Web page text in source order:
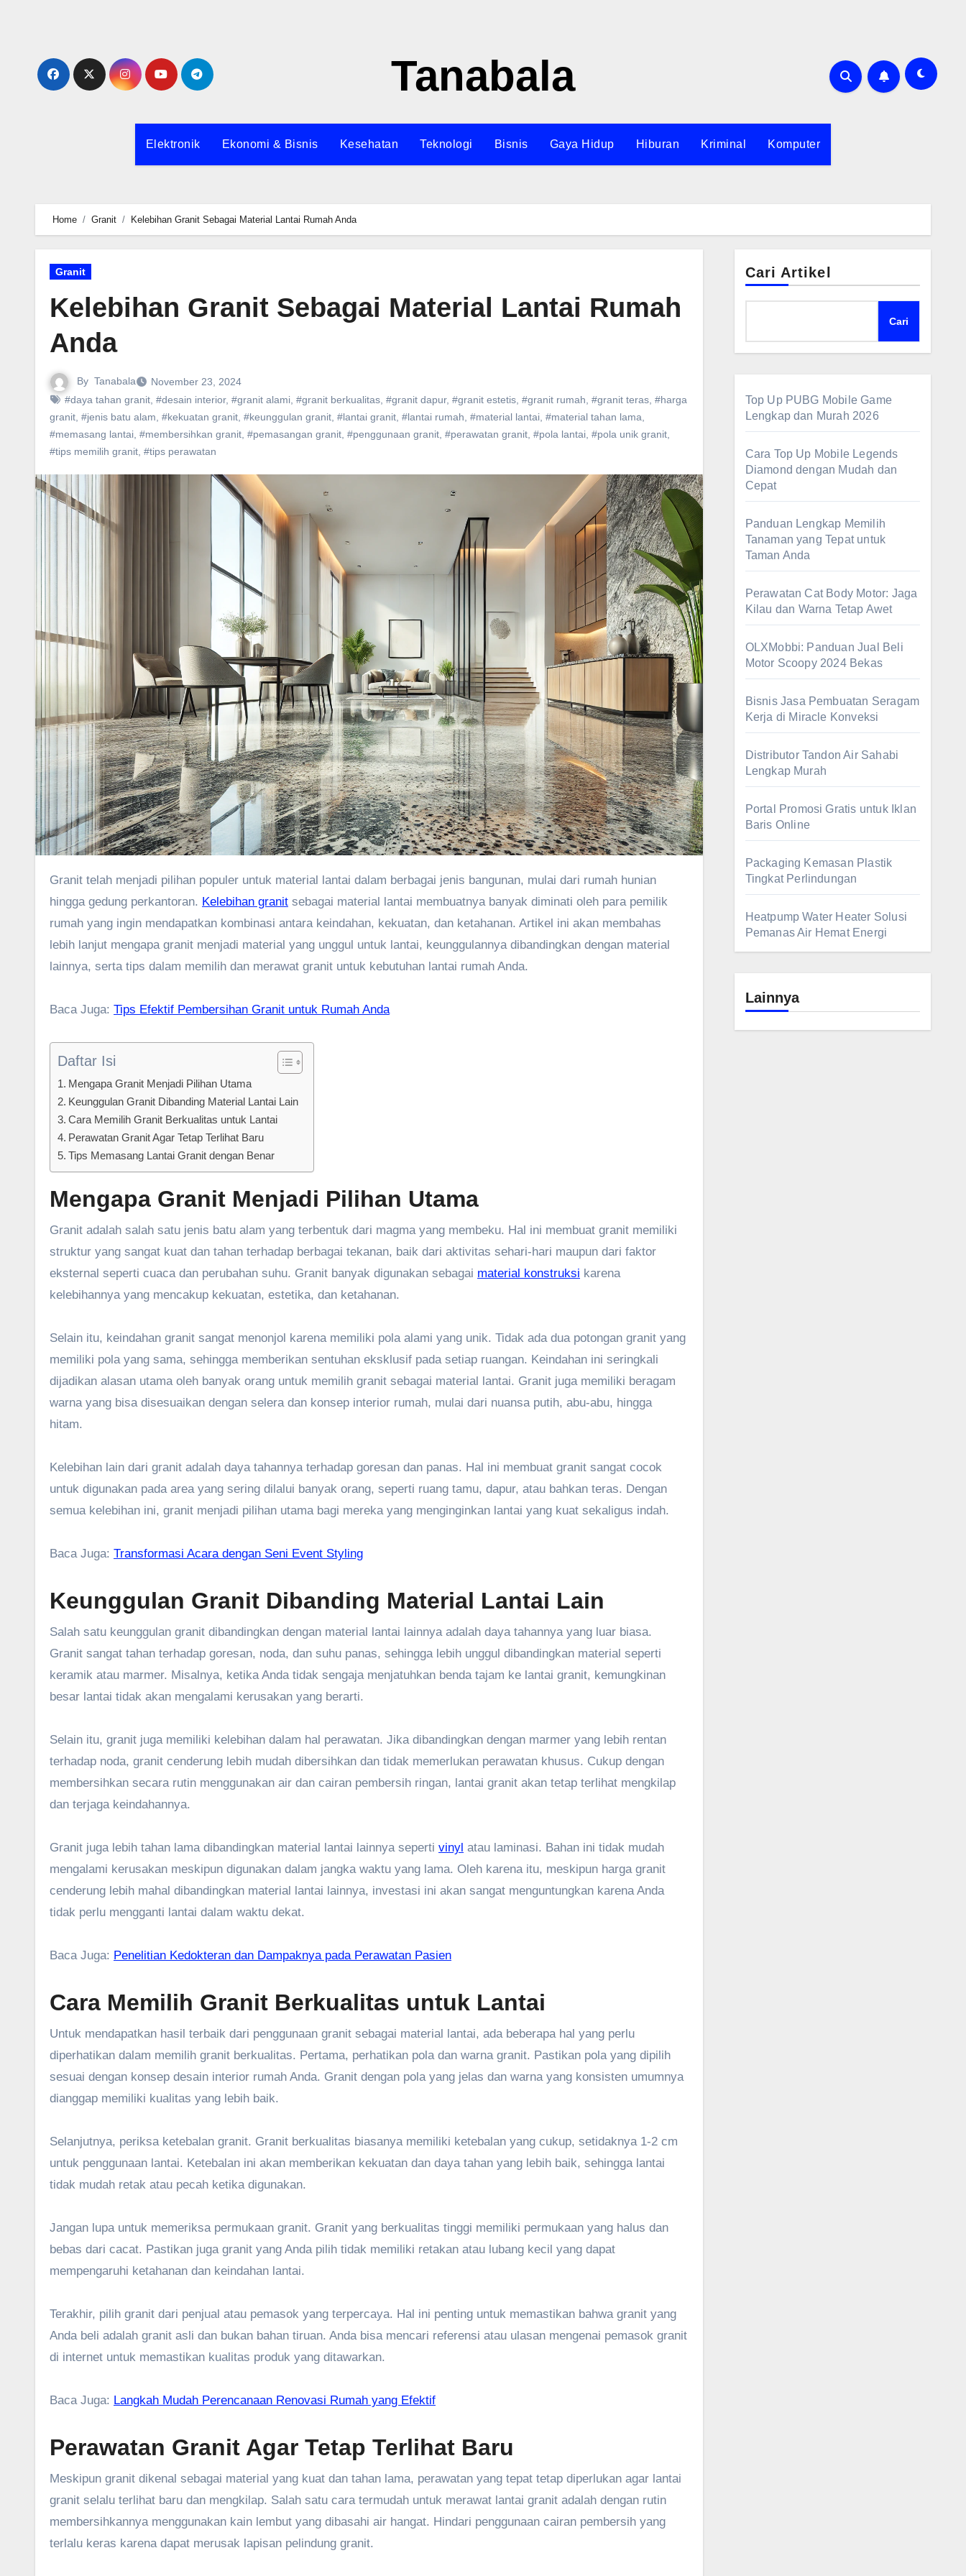
Tanabala
Elektronik Ekonomi & Bisnis Kesehatan Teknologi Bisnis Gaya Hidup Hiburan Kriminal Komputer
Home Granit Kelebihan Granit Sebagai Material Lantai Rumah Anda
Granit
Kelebihan Granit Sebagai Material Lantai Rumah
Anda
By Tanabala
November 23, 2024
#daya tahan granit #desain interior, #granit alami #granit berkualitas #granit dapur, #granit estetis #granit rumah #granit teras #harga
granit #jenis batu alam #kekuatan granit #keunggulan granit #lantai granit #lantai rumah #material lantai #material tahan lama
#memasang lantai #membersihkan granit #pemasangan granit #penggunaan granit #perawatan granit #pola lantai #pola unik granit
#tips memilih granit #tips perawatan
Granit telah menjadi pilihan populer untuk material lantai dalam berbagai jenis bangunan, mulai dari rumah hunian
hingga gedung perkantoran. Kelebihan granit sebagai material lantai membuatnya banyak diminati oleh para pemilik
rumah yang ingin mendapatkan kombinasi antara keindahan, kekuatan, dan ketahanan. Artikel ini akan membahas
lebih lanjut mengapa granit menjadi material yang unggul untuk lantai, keunggulannya dibandingkan dengan material
lainnya, serta tips dalam memilih dan merawat granit untuk kebutuhan lantai rumah Anda.
Baca Juga: Tips Efektif Pembersihan Granit untuk Rumah Anda
Daftar Isi
Mengapa Granit Menjadi Pilihan Utama
Keunggulan Granit Dibanding Material Lantai Lain
Cara Memilih Granit Berkualitas untuk Lantai
Perawatan Granit Agar Tetap Terlihat Baru
Tips Memasang Lantai Granit dengan Benar
Mengapa Granit Menjadi Pilihan Utama
Granit adalah salah satu jenis batu alam yang terbentuk dari magma yang membeku. Hal ini membuat granit memiliki
struktur yang sangat kuat dan tahan terhadap berbagai tekanan, baik dari aktivitas sehari-hari maupun dari faktor
eksternal seperti cuaca dan perubahan suhu. Granit banyak digunakan sebagai material konstruksi karena
kelebihannya yang mencakup kekuatan, estetika, dan ketahanan.
Selain itu, keindahan granit sangat menonjol karena memiliki pola alami yang unik. Tidak ada dua potongan granit yang
memiliki pola yang sama, sehingga memberikan sentuhan eksklusif pada setiap ruangan. Keindahan ini seringkali
dijadikan alasan utama oleh banyak orang untuk memilih granit sebagai material lantai. Granit juga memiliki beragam
warna yang bisa disesuaikan dengan selera dan konsep interior rumah, mulai dari nuansa putih, abu-abu, hingga
hitam.
Kelebihan lain dari granit adalah daya tahannya terhadap goresan dan panas. Hal ini membuat granit sangat cocok
untuk digunakan pada area yang sering dilalui banyak orang, seperti ruang tamu, dapur, atau bahkan teras. Dengan
semua kelebihan ini, granit menjadi pilihan utama bagi mereka yang menginginkan lantai yang kuat sekaligus indah.
Baca Juga: Transformasi Acara dengan Seni Event Styling
Keunggulan Granit Dibanding Material Lantai Lain
Salah satu keunggulan granit dibandingkan dengan material lantai lainnya adalah daya tahannya yang luar biasa.
Granit sangat tahan terhadap goresan, noda, dan suhu panas, sehingga lebih unggul dibandingkan material seperti
keramik atau marmer. Misalnya, ketika Anda tidak sengaja menjatuhkan benda tajam ke lantai granit, kemungkinan
besar lantai tidak akan mengalami kerusakan yang berarti.
Selain itu, granit juga memiliki kelebihan dalam hal perawatan. Jika dibandingkan dengan marmer yang lebih rentan
terhadap noda, granit cenderung lebih mudah dibersihkan dan tidak memerlukan perawatan khusus. Cukup dengan
membersihkan secara rutin menggunakan air dan cairan pembersih ringan, lantai granit akan tetap terlihat mengkilap
dan terjaga keindahannya.
Granit juga lebih tahan lama dibandingkan material lantai lainnya seperti vinyl atau laminasi. Bahan ini tidak mudah
mengalami kerusakan meskipun digunakan dalam jangka waktu yang lama. Oleh karena itu, meskipun harga granit
cenderung lebih mahal dibandingkan material lantai lainnya, investasi ini akan sangat menguntungkan karena Anda
tidak perlu mengganti lantai dalam waktu dekat.
Baca Juga: Penelitian Kedokteran dan Dampaknya pada Perawatan Pasien
Cara Memilih Granit Berkualitas untuk Lantai
Untuk mendapatkan hasil terbaik dari penggunaan granit sebagai material lantai, ada beberapa hal yang perlu
diperhatikan dalam memilih granit berkualitas. Pertama, perhatikan pola dan warna granit. Pastikan pola yang dipilih
sesuai dengan konsep desain interior rumah Anda. Granit dengan pola yang jelas dan warna yang konsisten umumnya
dianggap memiliki kualitas yang lebih baik.
Selanjutnya, periksa ketebalan granit. Granit berkualitas biasanya memiliki ketebalan yang cukup, setidaknya 1-2 cm
untuk penggunaan lantai. Ketebalan ini akan memberikan kekuatan dan daya tahan yang lebih baik, sehingga lantai
tidak mudah retak atau pecah ketika digunakan.
Jangan lupa untuk memeriksa permukaan granit. Granit yang berkualitas tinggi memiliki permukaan yang halus dan
bebas dari cacat. Pastikan juga granit yang Anda pilih tidak memiliki retakan atau lubang kecil yang dapat
mempengaruhi ketahanan dan keindahan lantai.
Terakhir, pilih granit dari penjual atau pemasok yang terpercaya. Hal ini penting untuk memastikan bahwa granit yang
Anda beli adalah granit asli dan bukan bahan tiruan. Anda bisa mencari referensi atau ulasan mengenai pemasok granit
di internet untuk memastikan kualitas produk yang ditawarkan.
Baca Juga: Langkah Mudah Perencanaan Renovasi Rumah yang Efektif
Perawatan Granit Agar Tetap Terlihat Baru
Meskipun granit dikenal sebagai material yang kuat dan tahan lama, perawatan yang tepat tetap diperlukan agar lantai
granit selalu terlihat baru dan mengkilap. Salah satu cara termudah untuk merawat lantai granit adalah dengan rutin
membersihkannya menggunakan kain lembut yang dibasahi air hangat. Hindari penggunaan cairan pembersih yang
terlalu keras karena dapat merusak lapisan pelindung granit.
Cari Artikel
Cari
Top Up PUBG Mobile Game
Lengkap dan Murah 2026
Cara Top Up Mobile Legends
Diamond dengan Mudah dan
Cepat
Panduan Lengkap Memilih
Tanaman yang Tepat untuk
Taman Anda
Perawatan Cat Body Motor: Jaga
Kilau dan Warna Tetap Awet
OLXMobbi: Panduan Jual Beli
Motor Scoopy 2024 Bekas
Bisnis Jasa Pembuatan Seragam
Kerja di Miracle Konveksi
Distributor Tandon Air Sahabi
Lengkap Murah
Portal Promosi Gratis untuk Iklan
Baris Online
Packaging Kemasan Plastik
Tingkat Perlindungan
Heatpump Water Heater Solusi
Pemanas Air Hemat Energi
Lainnya